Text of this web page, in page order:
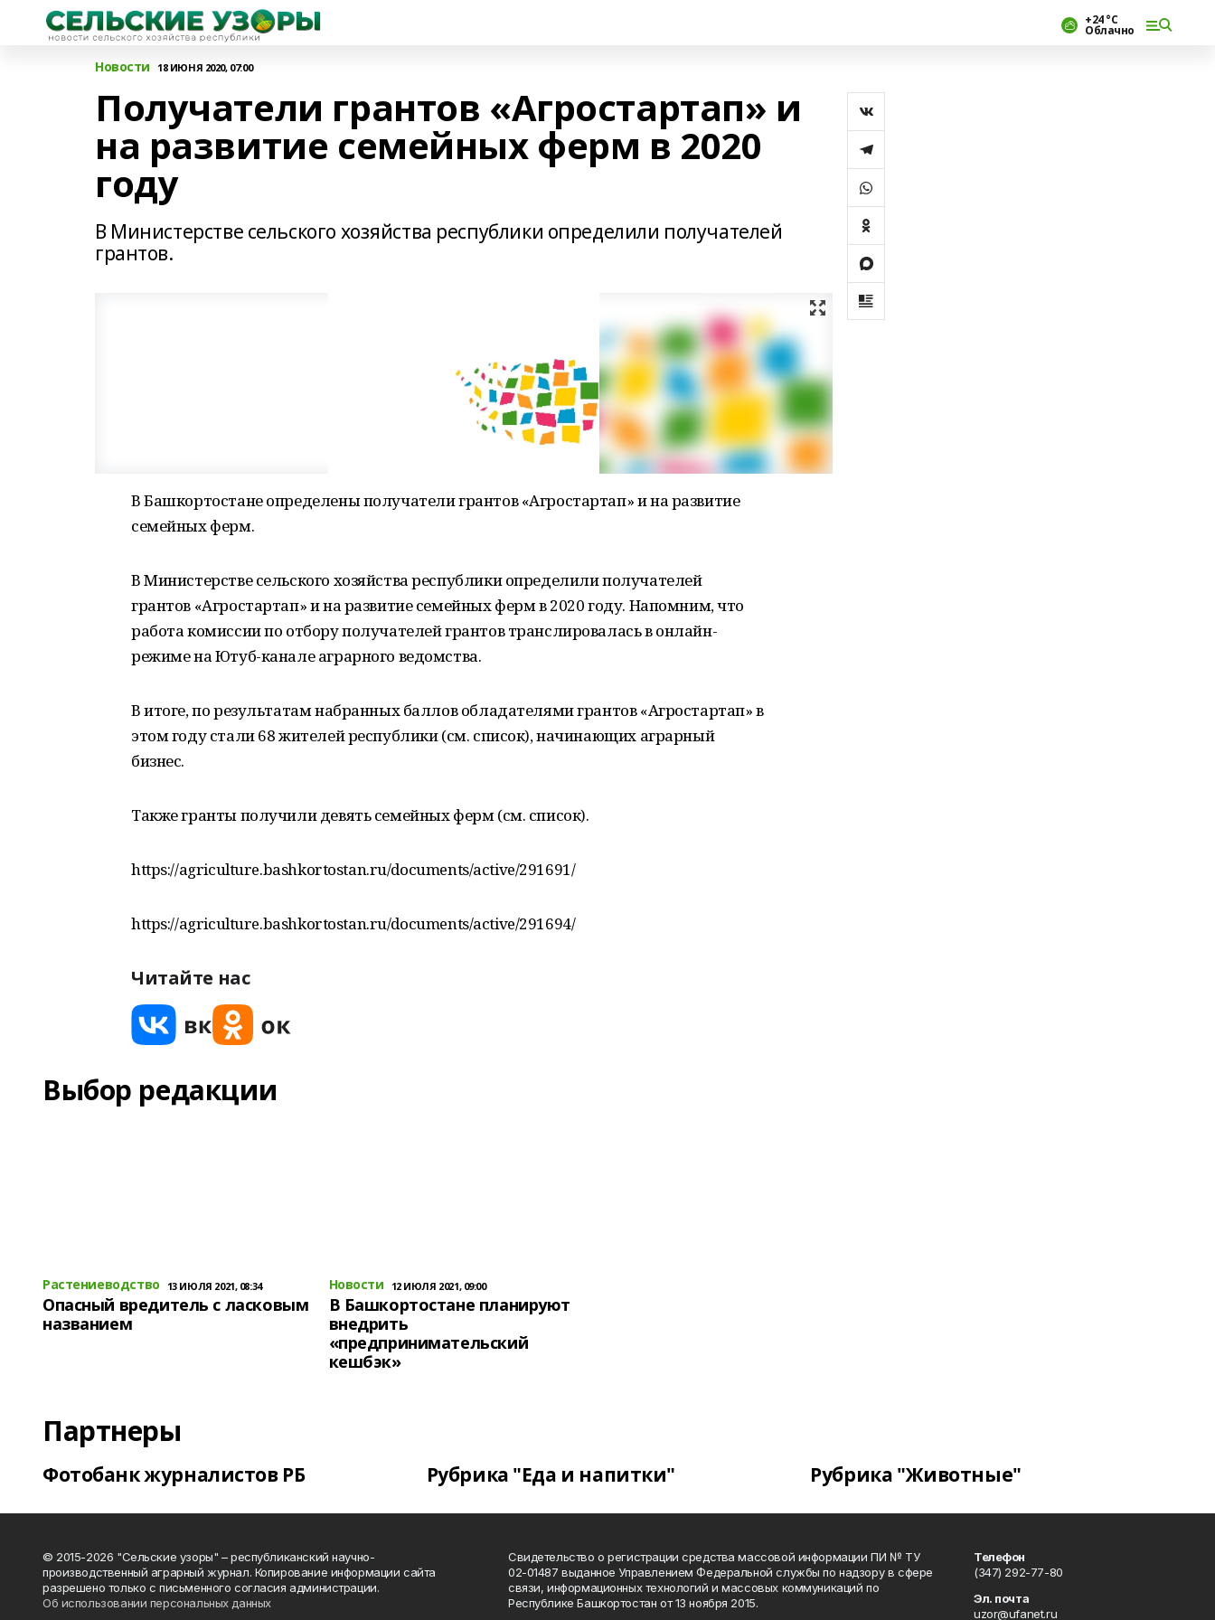
+24 °С
Облачно
Новости 18 ИЮНЯ 2020, 07:00
Получатели грантов «Агростартап» и
на развитие семейных ферм в 2020
году
В Министерстве сельского хозяйства республики определили получателей
грантов.
В Башкортостане определены получатели грантов «Агростартап» и на развитие
семейных ферм.
В Министерстве сельского хозяйства республики определили получателей
грантов «Агростартап» и на развитие семейных ферм в 2020 году. Напомним, что
работа комиссии по отбору получателей грантов транслировалась в онлайн-
режиме на Ютуб-канале аграрного ведомства.
В итоге, по результатам набранных баллов обладателями грантов «Агростартап» в
этом году стали 68 жителей республики (см. список), начинающих аграрный
бизнес.
Также гранты получили девять семейных ферм (см. список).
https://agriculture.bashkortostan.ru/documents/active/291691/
https://agriculture.bashkortostan.ru/documents/active/291694/
Читайте нас
Выбор редакции
Растениеводство 13 ИЮЛЯ 2021, 08:34
Опасный вредитель с ласковым
названием
Новости 12 ИЮЛЯ 2021, 09:00
В Башкортостане планируют
внедрить
«предпринимательский
кешбэк»
Партнеры
Фотобанк журналистов РБ Рубрика "Еда и напитки" Рубрика "Животные"
© 2015-2026 "Сельские узоры" – республиканский научно-
производственный аграрный журнал. Копирование информации сайта
разрешено только с письменного согласия администрации.
Об использовании персональных данных
Свидетельство о регистрации средства массовой информации ПИ № ТУ
02-01487 выданное Управлением Федеральной службы по надзору в сфере
связи, информационных технологий и массовых коммуникаций по
Республике Башкортостан от 13 ноября 2015.
Телефон
(347) 292-77-80
Эл. почта
uzor@ufanet.ru